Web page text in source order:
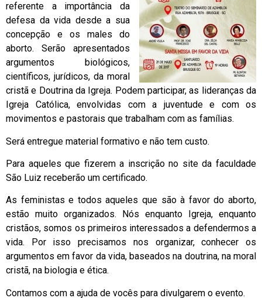
referente a importância da
defesa da vida desde a sua
concepção e os males do
aborto. Serão apresentados
argumentos biológicos,
científicos, jurídicos, da moral
cristã e Doutrina da Igreja. Podem participar, as lideranças da
Igreja Católica, envolvidas com a juventude e com os
movimentos e pastorais que trabalham com as famílias.
Será entregue material formativo e não tem custo.
Para aqueles que fizerem a inscrição no site da faculdade
São Luiz receberão um certificado.
As feministas e todos aqueles que são à favor do aborto,
estão muito organizados. Nós enquanto Igreja, enquanto
cristãos, somos os primeiros interessados a defendermos a
vida. Por isso precisamos nos organizar, conhecer os
argumentos em favor da vida, baseados na doutrina, na moral
cristã, na biologia e ética.
Contamos com a ajuda de vocês para divulgarem o evento.